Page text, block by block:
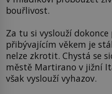
bouřlivost.
Za tu si vyslouží dokonce
přibývajícím věkem je
nelze zkrotit. Chystá se
městě Martirano v jižní
však vyslouží vyhazov.